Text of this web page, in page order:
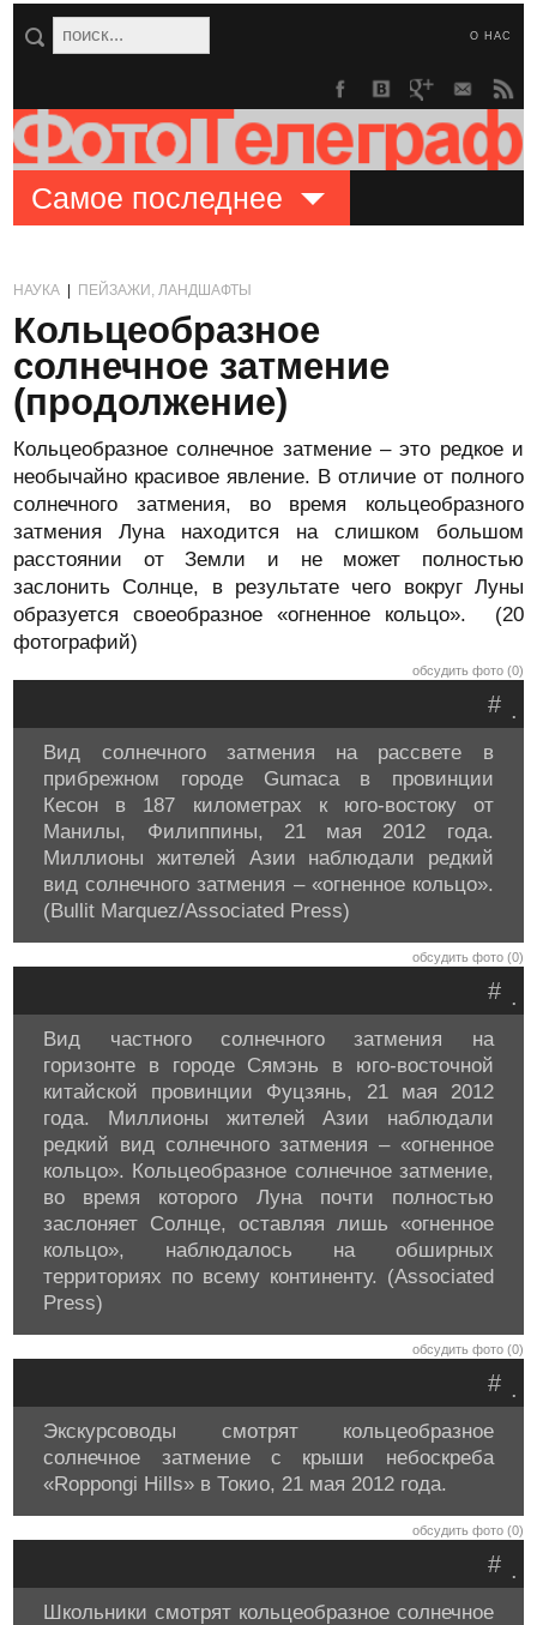
О НАС
Самое последнее
НАУКА ПЕЙЗАЖИ, ЛАНДШАФТЫ
Кольцеобразное
солнечное затмение
(продолжение)
Кольцеобразное солнечное затмение – это редкое и
необычайно красивое явление. В отличие от полного
солнечного затмения, во время кольцеобразного
затмения Луна находится на слишком большом
расстоянии от Земли и не может полностью
заслонить Солнце, в результате чего вокруг Луны
образуется своеобразное «огненное кольцо». (20
фотографий)
обсудить фото (0)
.
#
Вид солнечного затмения на рассвете в
прибрежном городе Gumaca в провинции
Кесон в 187 километрах к юго-востоку от
Манилы, Филиппины, 21 мая 2012 года.
Миллионы жителей Азии наблюдали редкий
вид солнечного затмения – «огненное кольцо».
(Bullit Marquez/Associated Press)
обсудить фото (0)
.
#
Вид частного солнечного затмения на
горизонте в городе Сямэнь в юго-восточной
китайской провинции Фуцзянь, 21 мая 2012
года. Миллионы жителей Азии наблюдали
редкий вид солнечного затмения – «огненное
кольцо». Кольцеобразное солнечное затмение,
во время которого Луна почти полностью
заслоняет Солнце, оставляя лишь «огненное
кольцо», наблюдалось на обширных
территориях по всему континенту. (Associated
Press)
обсудить фото (0)
.
#
Экскурсоводы смотрят кольцеобразное
солнечное затмение с крыши небоскреба
«Roppongi Hills» в Токио, 21 мая 2012 года.
обсудить фото (0)
.
#
Школьники смотрят кольцеобразное солнечное